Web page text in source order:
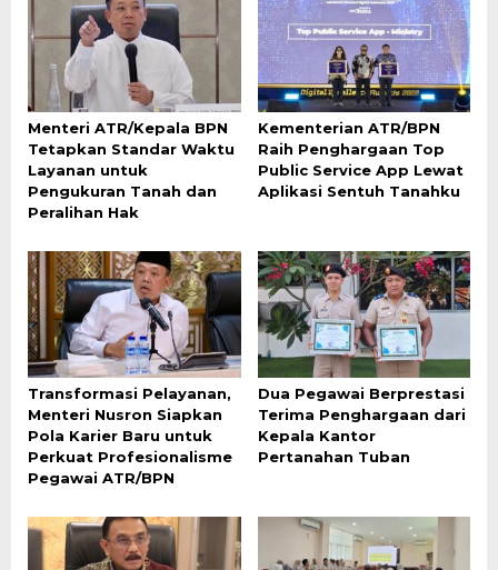
Menteri ATR/Kepala BPN
Tetapkan Standar Waktu
Layanan untuk
Pengukuran Tanah dan
Peralihan Hak
Kementerian ATR/BPN
Raih Penghargaan Top
Public Service App Lewat
Aplikasi Sentuh Tanahku
Transformasi Pelayanan,
Menteri Nusron Siapkan
Pola Karier Baru untuk
Perkuat Profesionalisme
Pegawai ATR/BPN
Dua Pegawai Berprestasi
Terima Penghargaan dari
Kepala Kantor
Pertanahan Tuban